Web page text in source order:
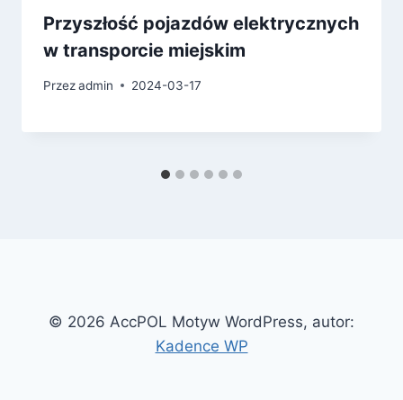
Przyszłość pojazdów elektrycznych
w transporcie miejskim
Przezadmin 2024-03-17
© 2026 AccPOL Motyw WordPress, autor:
Kadence WP